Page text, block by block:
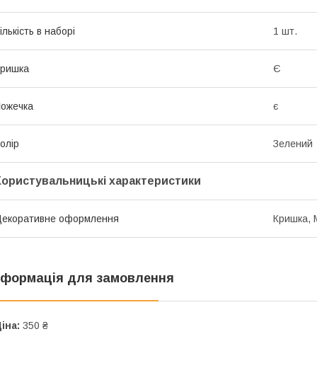
в наборі 1 шт.
Є
є
Зелений
характеристики
оформлення Кришка,
для замовлення
350 ₴